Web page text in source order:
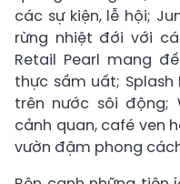
các sự kiện, lễ hội;
rừng nhiệt đới với
Retail Pearl mang
thực sầm uất; Splash
trên nước sôi động;
cảnh quan, café ven
vườn đậm phong